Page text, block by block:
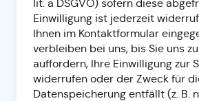
lit. a DSGVO) sofern diese
Einwilligung ist jederzeit
Ihnen im Kontaktformular
verbleiben bei uns, bis Sie uns
auffordern, Ihre Einwilligung zur
widerrufen oder der Zweck für
Datenspeicherung entfällt (z. B.